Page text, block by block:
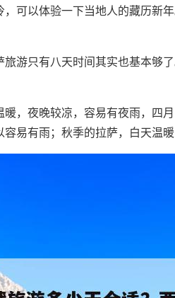
可以体验一下当地人的藏历新
游只有八天时间其实也基本够
，夜晚较凉，容易有夜雨，四
易有雨；秋季的拉萨，白天温